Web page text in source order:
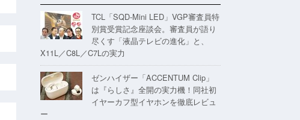
TCL「SQD-Mini LED」VGP審査員特
別賞受賞記念座談会。審査員が語り
尽くす「液晶テレビの進化」と、
X11L／C8L／C7Lの実力
ゼンハイザー「ACCENTUM Clip」
は『らしさ』全開の実力機！同社初
イヤーカフ型イヤホンを徹底レビュ
ー